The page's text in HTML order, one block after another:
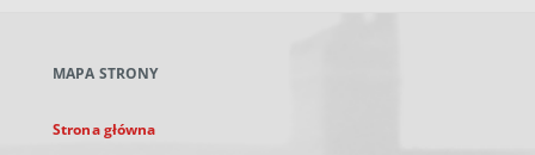
karcie
MAPA STRONY
Strona główna